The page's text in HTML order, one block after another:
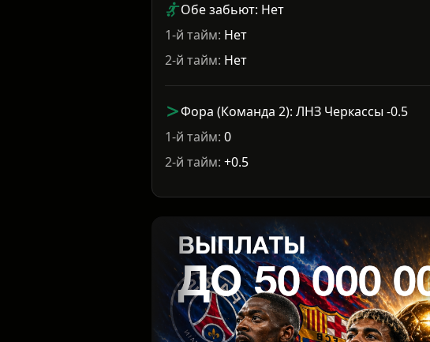
Обе забьют: Нет
1-й тайм: Нет
2-й тайм: Нет
Фора (Команда 2): ЛНЗ Черкассы -0.5
1-й тайм: 0
2-й тайм: +0.5